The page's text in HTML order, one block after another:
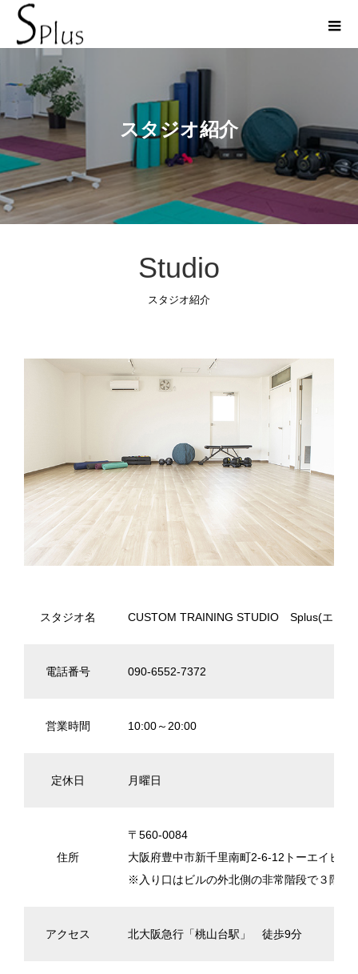
スタジオ紹介
Studio
スタジオ紹介
スタジオ名 CUSTOM TRAINING STUDIO Splus(エスプ
電話番号 090-6552-7372
営業時間 10:00～20:00
定休日 月曜日
住所
〒560-0084
大阪府豊中市新千里南町2-6-12トーエイビル
※入り口はビルの外北側の非常階段で３階へ
アクセス 北大阪急行「桃山台駅」 徒歩9分